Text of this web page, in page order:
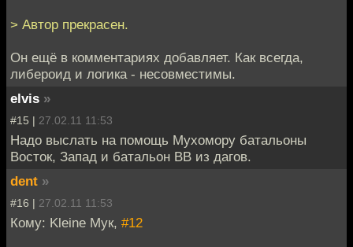
> Автор прекрасен.
Он ещё в комментариях добавляет. Как всегда,
либероид и логика - несовместимы.
elvis »
#15 | 27.02.11 11:53
Надо выслать на помощь Мухомору батальоны
Восток, Запад и батальон ВВ из дагов.
dent »
#16 | 27.02.11 11:53
Кому: Kleine Мук, #12